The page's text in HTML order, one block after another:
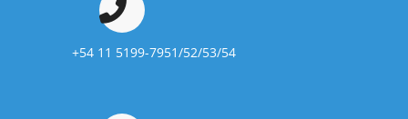
+54 11 5199-7951/52/53/54